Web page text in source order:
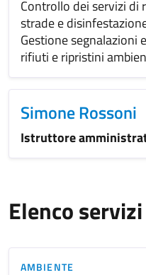
Controllo dei servizi di
strade e
Gestione segnalazioni
rifiuti e ripristini
Simone Rossoni
Istruttore
Elenco
AMBIENTE